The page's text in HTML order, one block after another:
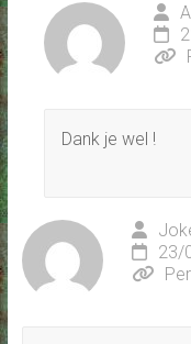
Dank je wel !
23/